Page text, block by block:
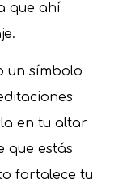
que ahí
un símbolo
en tu altar
que estás
fortalece tu